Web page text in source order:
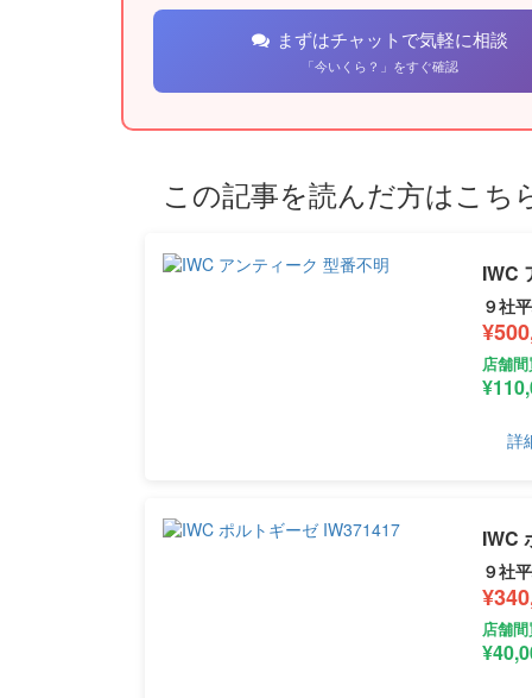
まずはチャットで気軽に相談
「今いくら？」をすぐ確認
この記事を読んだ方はこち
IWC
９社
店舗
詳
IWC
９社
店舗